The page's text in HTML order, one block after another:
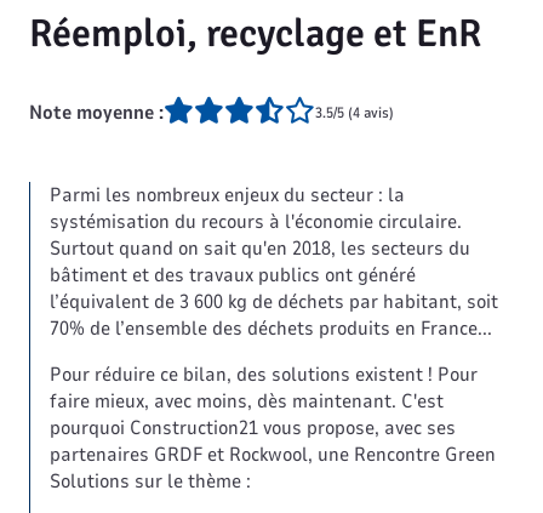
Réemploi, recyclage et EnR
Note moyenne : 3.5/5 (4 avis)
Parmi les nombreux enjeux du secteur : la
systémisation du recours à l'économie circulaire.
Surtout quand on sait qu'en 2018, les secteurs du
bâtiment et des travaux publics ont généré
l’équivalent de 3 600 kg de déchets par habitant, soit
70% de l’ensemble des déchets produits en France...
Pour réduire ce bilan, des solutions existent ! Pour
faire mieux, avec moins, dès maintenant. C'est
pourquoi Construction21 vous propose, avec ses
partenaires GRDF et Rockwool, une Rencontre Green
Solutions sur le thème :